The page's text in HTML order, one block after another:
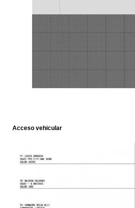
Acceso vehicular